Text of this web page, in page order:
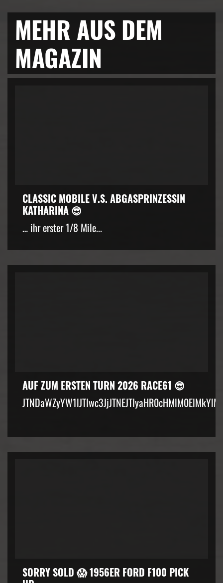
MEHR AUS DEM
MAGAZIN
CLASSIC MOBILE V.S. ABGASPRINZESSIN
KATHARINA 😎
… ihr erster 1/8 Mile...
AUF ZUM ERSTEN TURN 2026 RACE61 😎
SORRY SOLD 😱 1956ER FORD F100 PICK